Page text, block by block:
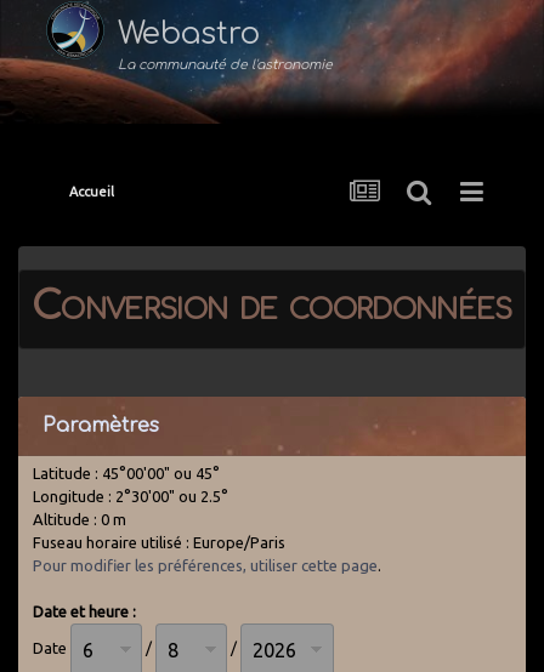
Webastro
La communauté de l'astronomie
Accueil
Conversion de coordonnées
Paramètres
Latitude : 45°00'00" ou 45°
Longitude : 2°30'00" ou 2.5°
Altitude : 0 m
Fuseau horaire utilisé : Europe/Paris
Pour modifier les préférences, utiliser cette page.
Date et heure :
Date / /